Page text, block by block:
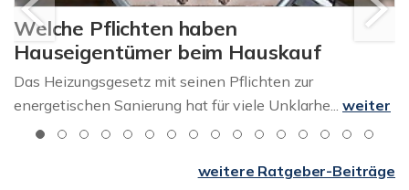
Welche Pflichten haben
Hauseigentümer beim Hauskauf
Das Heizungsgesetz mit seinen Pflichten zur
energetischen Sanierung hat für viele Unklarhe... weiter
weitere Ratgeber-Beiträge